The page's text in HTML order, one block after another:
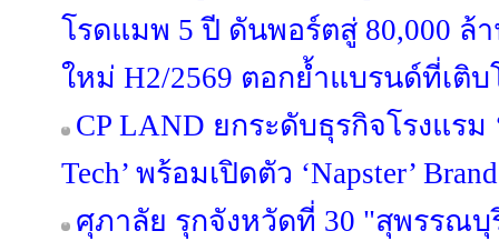
โรดแมพ 5 ปี ดันพอร์ตสู่ 80,000 ล้
ใหม่ H2/2569 ตอกย้ำแบรนด์ที่เติ
CP LAND ยกระดับธุรกิจโรงแรม
Tech’ พร้อมเปิดตัว ‘Napster’
ศุภาลัย รุกจังหวัดที่ 30 "สุพรรณบุ